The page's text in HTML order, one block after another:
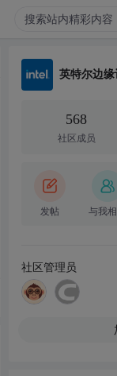
英特尔边
568
社区成员
发帖 与我
社区管理员